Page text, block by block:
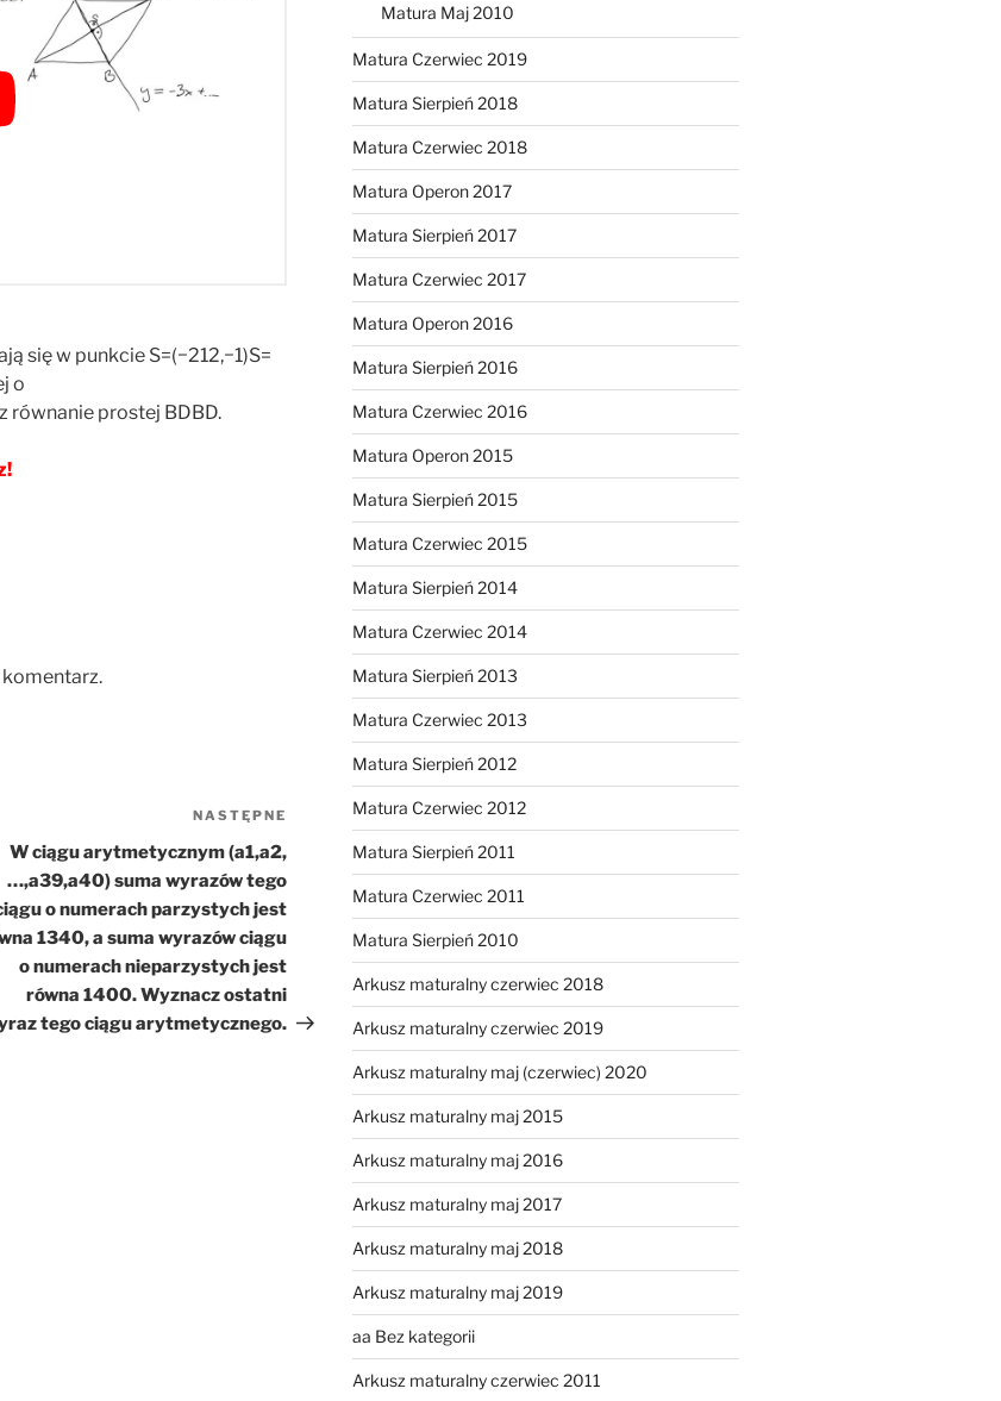
się w punkcie S=(−212,−1)S=
o
równanie prostej BDBD.
Następny
NASTĘPNE
W ciągu arytmetycznym (a1,a2,
…,a39,a40) suma wyrazów tego
o numerach parzystych jest
1340, a suma wyrazów ciągu
o numerach nieparzystych jest
równa 1400. Wyznacz ostatni
tego ciągu arytmetycznego.
Matura Maj 2010
Matura Czerwiec 2019
Matura Sierpień 2018
Matura Czerwiec 2018
Matura Operon 2017
Matura Sierpień 2017
Matura Czerwiec 2017
Matura Operon 2016
Matura Sierpień 2016
Matura Czerwiec 2016
Matura Operon 2015
Matura Sierpień 2015
Matura Czerwiec 2015
Matura Sierpień 2014
Matura Czerwiec 2014
Matura Sierpień 2013
Matura Czerwiec 2013
Matura Sierpień 2012
Matura Czerwiec 2012
Matura Sierpień 2011
Matura Czerwiec 2011
Matura Sierpień 2010
Arkusz maturalny czerwiec 2018
Arkusz maturalny czerwiec 2019
Arkusz maturalny maj (czerwiec) 2020
Arkusz maturalny maj 2015
Arkusz maturalny maj 2016
Arkusz maturalny maj 2017
Arkusz maturalny maj 2018
Arkusz maturalny maj 2019
aa Bez kategorii
Arkusz maturalny czerwiec 2011